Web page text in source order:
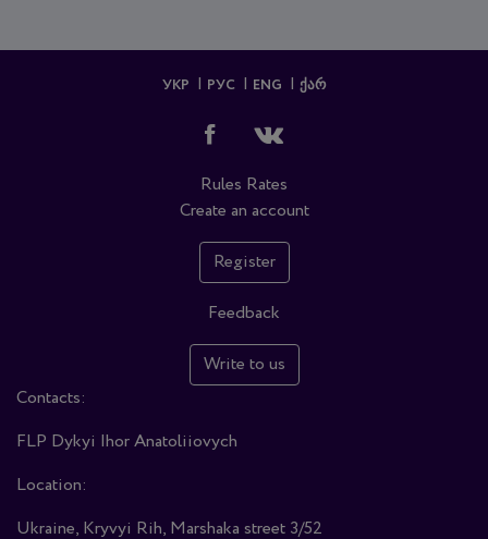
УКР РУС ENG ᲥᲐᲠ
Rules Rates
Create an account
Register
Feedback
Write to us
Contacts:
FLP Dykyi Ihor Anatoliiovych
Location:
Ukraine, Kryvyi Rih, Marshaka street 3/52